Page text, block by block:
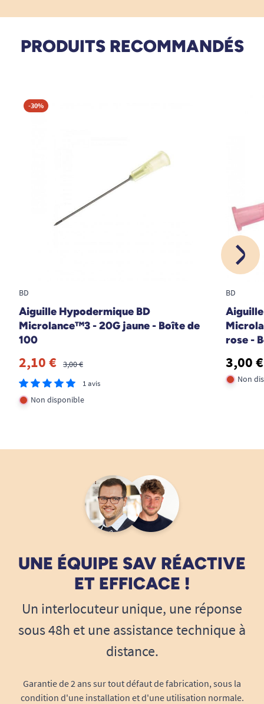
AENOR.
noires, vertes, roses, et jaunes.
PRODUITS RECOMMANDÉS
-30%
BD
Aiguille Hypodermique BD
Microlance™3 - 20G jaune - Boîte de
100
2,10 € 3,00 €
1 avis
Non disponible
BD
rose -
3,00 €
Non
UNE ÉQUIPE SAV RÉACTIVE
ET EFFICACE !
Un interlocuteur unique, une réponse
sous 48h et une assistance technique à
distance.
Garantie de 2 ans sur tout défaut de fabrication, sous la
condition d'une installation et d'une utilisation normale.